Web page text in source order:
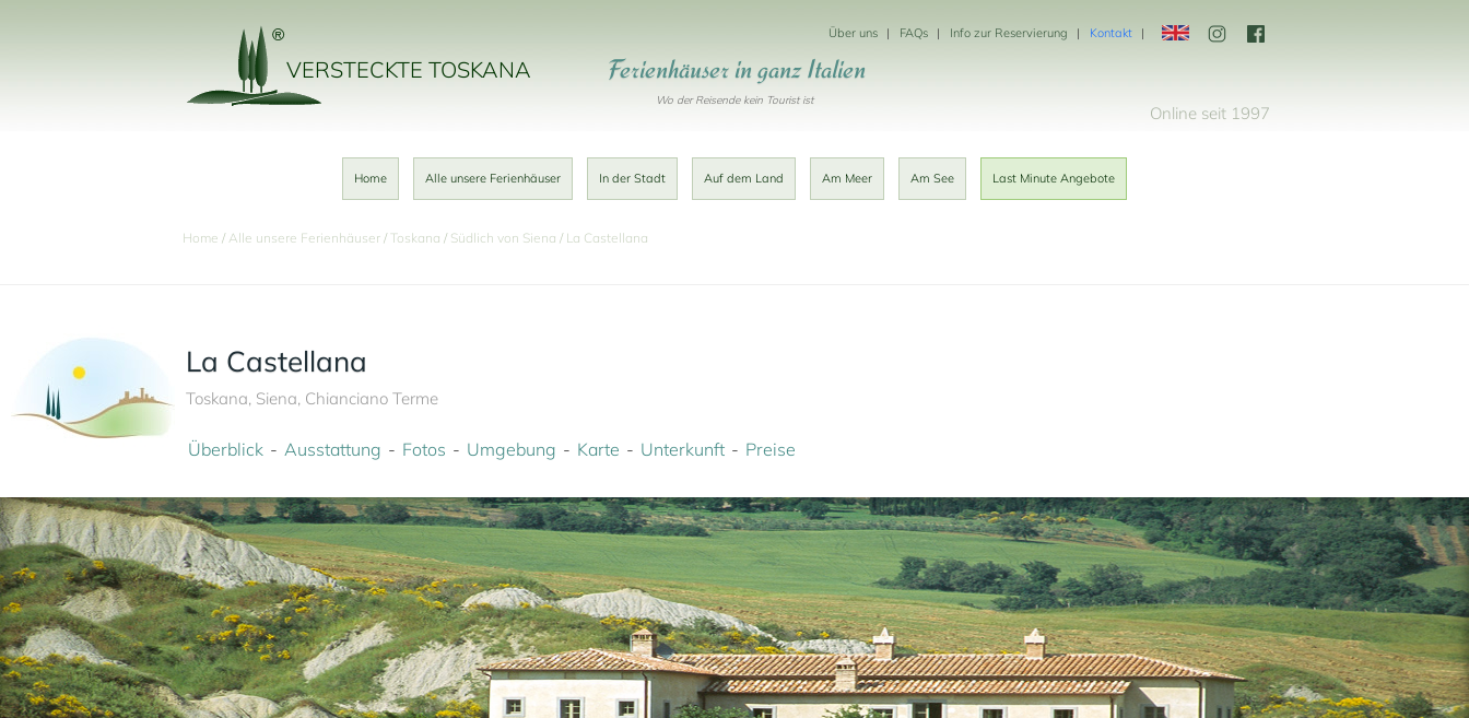
VERSTECKTE TOSKANA
Über uns FAQs Info zur Reservierung Kontakt
Ferienhäuser in ganz Italien
Wo der Reisende kein Tourist ist
Online seit 1997
Home Alle unsere Ferienhäuser In der Stadt Auf dem Land Am Meer Am See Last Minute Angebote
Home Alle unsere Ferienhäuser Toskana Südlich von Siena La Castellana
La Castellana
Toskana, Siena, Chianciano Terme
Überblick Ausstattung Fotos Umgebung Karte Unterkunft Preise